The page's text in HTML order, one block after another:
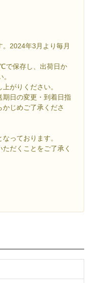
。2024年3月より毎月
で保存し、出荷日か
がりください。
期日の変更・到着日指
じめご了承くださ
っております。
だくことをご了承く